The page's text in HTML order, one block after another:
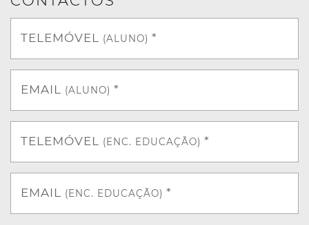
TELEMÓVEL (ALUNO) *
EMAIL (ALUNO) *
TELEMÓVEL (ENC. EDUCAÇÃO) *
EMAIL (ENC. EDUCAÇÃO) *